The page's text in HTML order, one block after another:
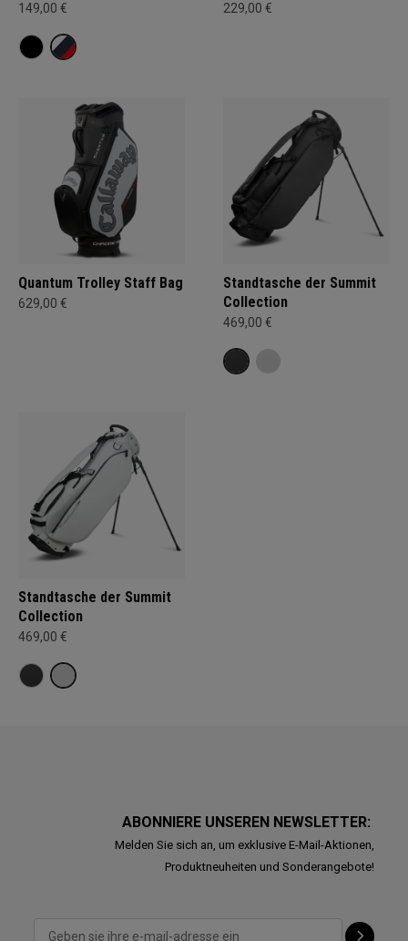
149,00 € 229,00 €
Quantum Trolley Staff Bag
629,00 €
Standtasche der Summit
Collection
469,00 €
Standtasche der Summit
Collection
469,00 €
ABONNIERE UNSEREN NEWSLETTER:
Melden Sie sich an, um exklusive E-Mail-Aktionen,
Produktneuheiten und Sonderangebote!